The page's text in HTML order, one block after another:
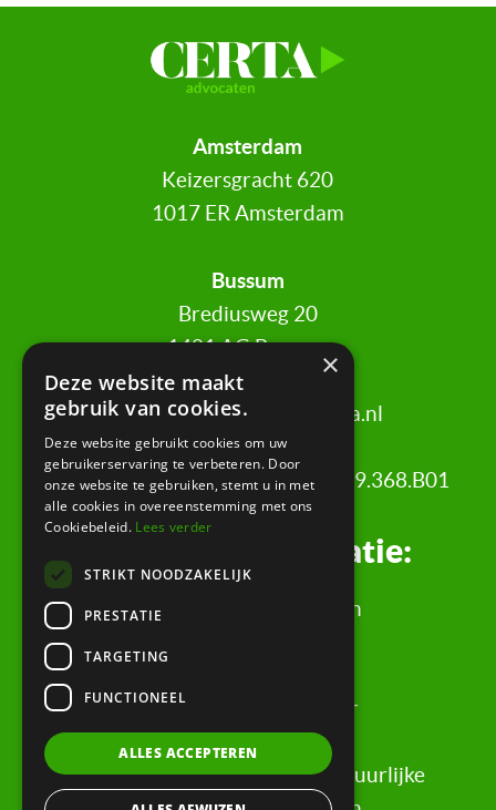
Amsterdam
Keizersgracht 620
1017 ER Amsterdam
Bussum
Brediusweg 20
1401 AG Bussum
020 521 6699 | info@certa.nl
KvK: 34342484 | BTW nr: 8208.79.368.B01
Juridische informatie:
Algemene Voorwaarden
Rechtsgebiedenregister
Evaluatieformulier
Rechten & informatie voor natuurlijke
×
Deze website maakt
gebruik van cookies.
Deze website gebruikt cookies om uw
gebruikerservaring te verbeteren. Door
onze website te gebruiken, stemt u in met
alle cookies in overeenstemming met ons
Cookiebeleid. Lees verder
STRIKT NOODZAKELIJK
PRESTATIE
TARGETING
FUNCTIONEEL
ALLES ACCEPTEREN